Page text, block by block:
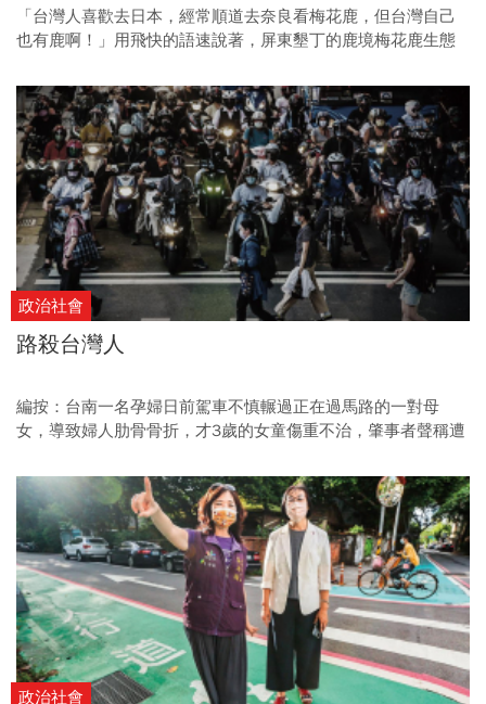
「台灣人喜歡去日本，經常順道去奈良看梅花鹿，但台灣自己
也有鹿啊！」用飛快的語速說著，屏東墾丁的鹿境梅花鹿生態
政治社會
路殺台灣人
編按：台南一名孕婦日前駕車不慎輾過正在過馬路的一對母
女，導致婦人肋骨骨折，才3歲的女童傷重不治，肇事者聲稱遭
裡尚未出世的孩子「賠」給當事人，讓家屬聽了氣炸。 交通部
長王國材周三（5/10）表示，對於這起憾事深感愧疚抱歉，同
時也下令全台即刻起，全面推動行人專用時相、行人早開時
相，維護行人的安全。 今周刊曾在2021年底報導，單是2020
年，台灣馬路上就失去了3000條人命，傷亡總人數更高達50
萬，等於平均一天約有1380人在路上非死即傷。 本刊報導指
出，這背後有長期的結構性因素，必須審視道路的死角，阻止
交通繼續路殺台灣人。 （原文刊載於2021年12月29日，更新
時間2023年5月10日）
政治社會